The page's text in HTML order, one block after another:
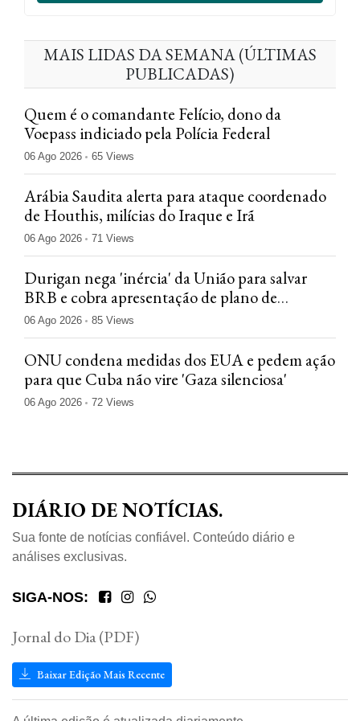
MAIS LIDAS DA SEMANA (ÚLTIMAS
PUBLICADAS)
Quem é o comandante Felício, dono da
Voepass indiciado pela Polícia Federal
06 Ago 2026 65 Views
Arábia Saudita alerta para ataque coordenado
de Houthis, milícias do Iraque e Irã
06 Ago 2026 71 Views
Durigan nega 'inércia' da União para salvar
BRB e cobra apresentação de plano de
negócios
06 Ago 2026 85 Views
ONU condena medidas dos EUA e pedem ação
para que Cuba não vire 'Gaza silenciosa'
06 Ago 2026 72 Views
DIÁRIO DE NOTÍCIAS.
Sua fonte de notícias confiável. Conteúdo diário e
análises exclusivas.
SIGA-NOS:
Jornal do Dia (PDF)
Baixar Edição Mais Recente